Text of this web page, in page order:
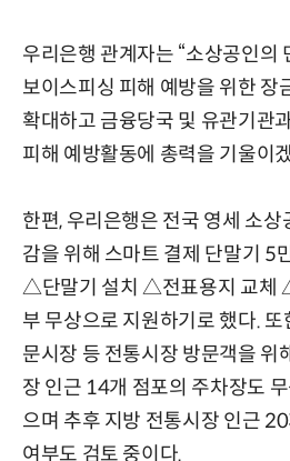
우리은행 관계자는 “소상공인의
보이스피싱 피해 예방을 위한 장
확대하고 금융당국 및 유관기관
피해 예방활동에 총력을 기울이
한편, 우리은행은 전국 영세 소
감을 위해 스마트 결제 단말기 5
△단말기 설치 △전표용지 교체
부 무상으로 지원하기로 했다.
문시장 등 전통시장 방문객을 위
장 인근 14개 점포의 주차장도
으며 추후 지방 전통시장 인근
여부도 검토 중이다.